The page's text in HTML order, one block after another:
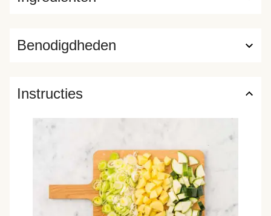
Benodigdheden
Instructies